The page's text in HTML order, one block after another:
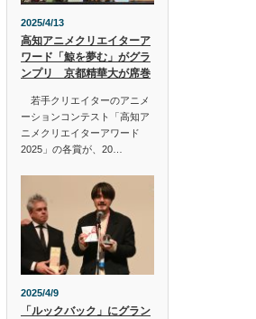
2025/4/13
高知アニメクリエイターア
ワード「鯨を夢む」がグラ
ンプリ 京都精華大が席巻
若手クリエイターのアニメ
ーションコンテスト「高知ア
ニメクリエイターアワード
2025」の各賞が、20…
2025/4/9
「ルックバック」にグラン